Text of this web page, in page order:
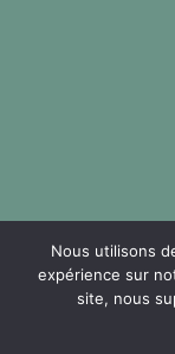
Nous utilisons
expérience sur
site, nous